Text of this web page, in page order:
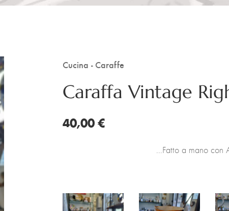
Cucina - Caraffe
Caraffa Vintage
40,00 €
...Fatto a mano con